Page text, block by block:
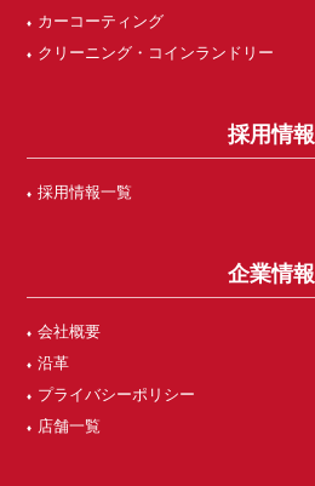
カーコーティング
クリーニング・コインランドリー
採用情報
採用情報一覧
企業情報
会社概要
沿革
プライバシーポリシー
店舗一覧